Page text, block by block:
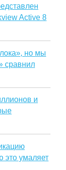
Active 8
но мы
сравнил
и
это умаляет